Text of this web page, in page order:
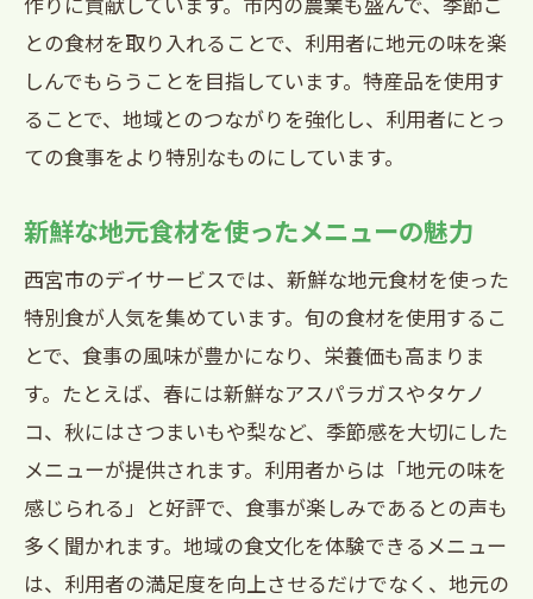
との食材を取り入れることで、利用者に地元の味を楽
しんでもらうことを目指しています。特産品を使用す
ることで、地域とのつながりを強化し、利用者にとっ
ての食事をより特別なものにしています。
新鮮な地元食材を使ったメニューの魅力
西宮市のデイサービスでは、新鮮な地元食材を使った
特別食が人気を集めています。旬の食材を使用するこ
とで、食事の風味が豊かになり、栄養価も高まりま
す。たとえば、春には新鮮なアスパラガスやタケノ
コ、秋にはさつまいもや梨など、季節感を大切にした
メニューが提供されます。利用者からは「地元の味を
感じられる」と好評で、食事が楽しみであるとの声も
多く聞かれます。地域の食文化を体験できるメニュー
は、利用者の満足度を向上させるだけでなく、地元の